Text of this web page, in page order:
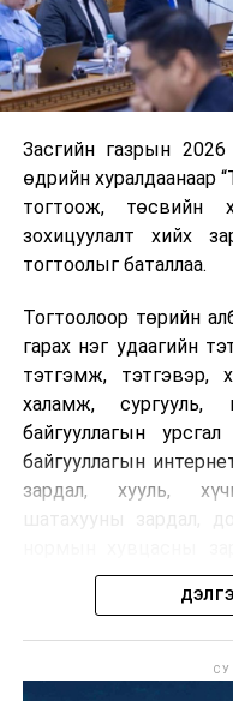
харилцаатай бөгөөд
буй тохиолдолд
зөвшөөрөлгүй
хуудсаар мэдээлэх
Шинэ хууль Францын
дуудлагын төвүүдэд
Мароккогийн
хувь Францын зах
40–50 мянган ажлын
Засгийн газрын
өдрийн хуралдаанаар
тогтоож, төсвийн
зохицуулалт хийх
тогтоолыг баталлаа.
Тогтоолоор төрийн
гарах нэг удаагийн
тэтгэмж, тэтгэвэр,
халамж, сургууль,
байгууллагын
байгууллагын
зардал, хууль,
хурлын зардал,
хөрөнгийн
шийдвэрлэжээ.
Харин дараах